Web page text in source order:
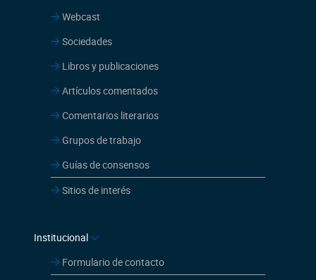
Webcast
Sociedades
Libros y publicaciones
Artículos comentados
Comentarios literarios
Grupos de trabajo
Guías de consensos
Sitios de interés
Institucional
Formulario de contacto